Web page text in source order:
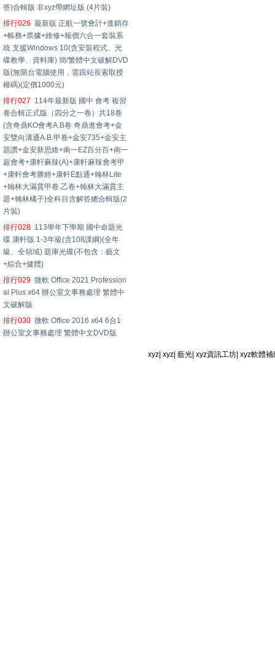
答)合輯版 非xyz帶網址版 (4片裝)
排行026 最新版 正航一號會計+進銷存
+帳務+票據+維修+報價六合一套裝系
統 支援Windows 10(含安裝程式、光
碟教學、資料庫) 簡/繁體中文破解DVD
版(無限台電腦使用，需跟站長索取授
權碼)(定價1000元)
排行027 114年最新版 國中 會考 複習
卷合輯正式版（四分之一卷）共18卷
(含奇鼎KO會考A.B卷 奇鼎進會考+金
安雙向溝通A.B.甲卷+金安735+金安主
題讚+金安新思維+南一EZ百分百+南一
超會考+康軒麻辣(A)+康軒麻辣會考甲
+康軒會考勝經+康軒E點通+翰林Lite
+翰林大滿貫甲卷.乙卷+翰林大滿貫主
題+翰林橘子)全科目含解答總合輯版(2
片裝)
排行028 113學年下學期 國中命題光
碟 康軒版 1-3年級(含108課綱)(全年
級、全領域) 題庫光碟(不包含：藝文
+綜合+健體)
排行029 微軟 Office 2021 Profession
al Plus x64 辦公室文事務處理 繁體中
文破解版
排行030 微軟 Office 2016 x64 6合1
辦公室文事務處理 繁體中文DVD版
xyz |xyz |藍光 |xyz資訊工坊 |xyz軟體補